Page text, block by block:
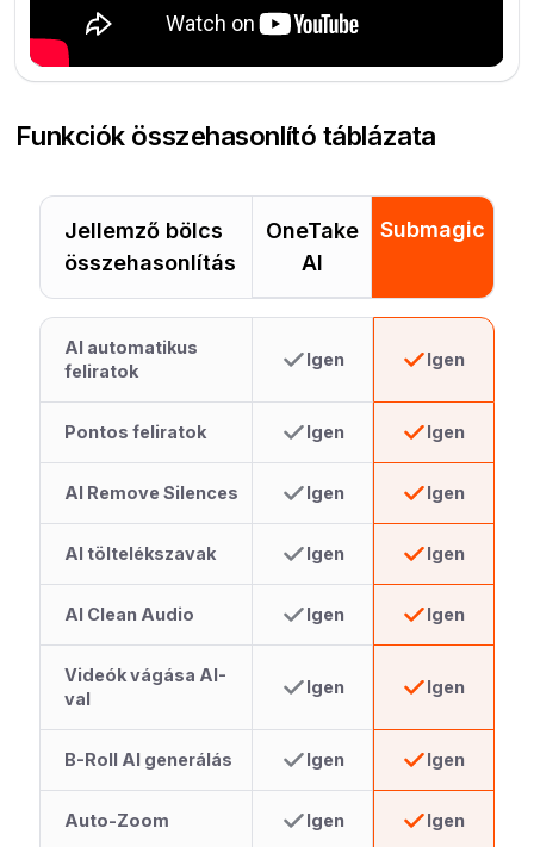
Funkciók összehasonlító táblázata
Jellemző bölcs
összehasonlítás
OneTake
AI
Submagic
AI automatikus
feliratok
Igen Igen
Pontos feliratok Igen Igen
AI Remove Silences Igen Igen
AI töltelékszavak Igen Igen
AI Clean Audio Igen Igen
Videók vágása AI-
val
Igen Igen
B-Roll AI generálás Igen Igen
Auto-Zoom Igen Igen